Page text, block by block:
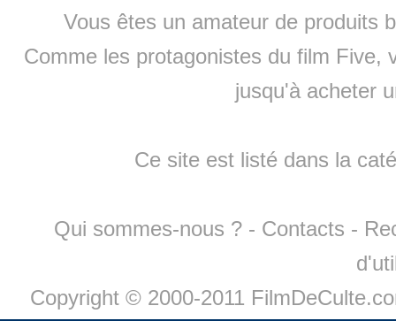
Vous êtes un amateur de produits
Comme les protagonistes du film Five,
jusqu'à acheter
Ce site est listé dans la
Qui sommes-nous ? - Contacts -
Copyright © 2000-2011